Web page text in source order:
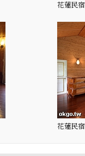
花蓮民
花蓮民